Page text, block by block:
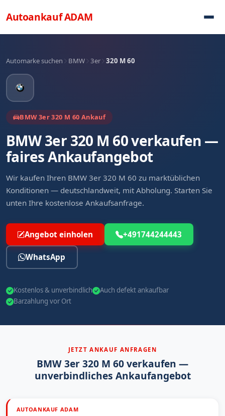
AutoankaufADAM
Automarke suchen BMW 3er 320 M 60
BMW 3er 320 M 60 Ankauf
BMW 3er 320 M 60 verkaufen —
faires Ankaufangebot
Wir kaufen Ihren BMW 3er 320 M 60 zu marktüblichen
Konditionen — deutschlandweit, mit Abholung. Starten Sie
unten Ihre kostenlose Ankaufsanfrage.
Angebot einholen +491744244443
WhatsApp
Kostenlos & unverbindlich
Auch defekt ankaufbar
Barzahlung vor Ort
JETZT ANKAUF ANFRAGEN
BMW 3er 320 M 60 verkaufen —
unverbindliches Ankaufangebot
AUTOANKAUF ADAM